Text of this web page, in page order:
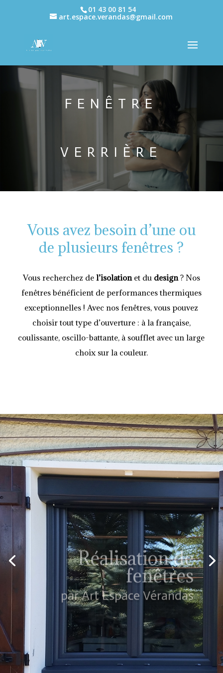
01 43 00 81 54
art.espace.verandas@gmail.com
FENÊTRE
VERRIÈRE
Vous avez besoin d’une ou
de plusieurs fenêtres ?
Vous recherchez de l’isolationet du design? Nos
fenêtres bénéficient de performances thermiques
exceptionnelles ! Avec nos fenêtres, vous pouvez
choisir tout type d’ouverture : à la française,
coulissante, oscillo-battante, à soufflet avec un large
choix sur la couleur.
Réalisation de
fenêtres
par Art Espace Vérandas